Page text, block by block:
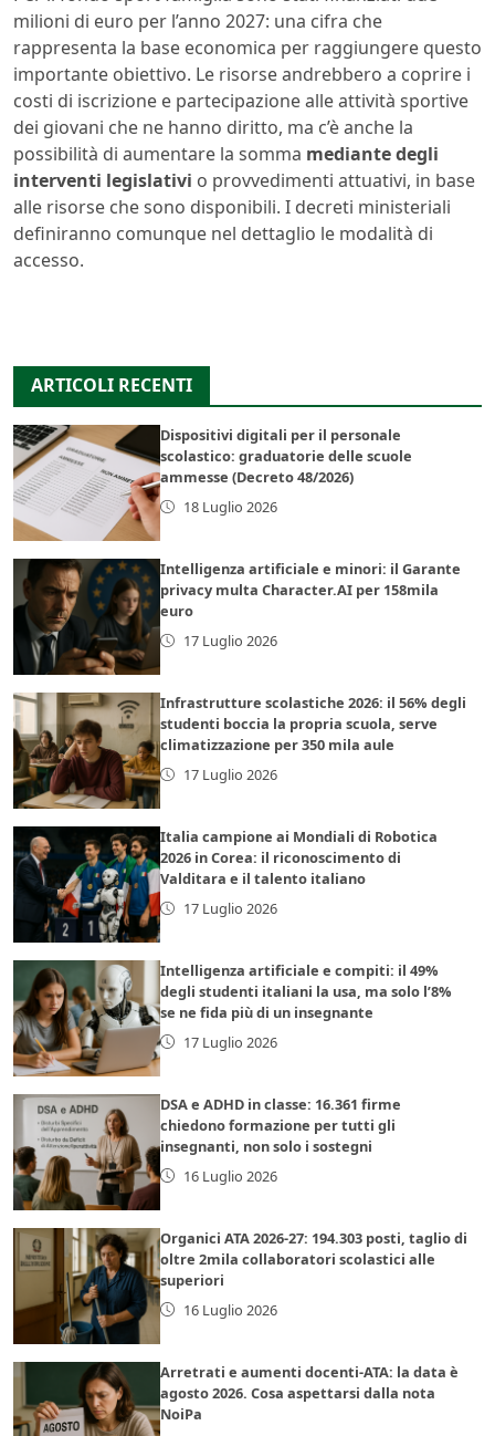
milioni di euro per l’anno 2027: una cifra che
rappresenta la base economica per raggiungere questo
importante obiettivo. Le risorse andrebbero a coprire i
costi di iscrizione e partecipazione alle attività sportive
dei giovani che ne hanno diritto, ma c’è anche la
possibilità di aumentare la somma mediante degli
interventi legislativi o provvedimenti attuativi, in base
alle risorse che sono disponibili. I decreti ministeriali
definiranno comunque nel dettaglio le modalità di
accesso.
ARTICOLI RECENTI
Dispositivi digitali per il personale
scolastico: graduatorie delle scuole
ammesse (Decreto 48/2026)
18 Luglio 2026
Intelligenza artificiale e minori: il Garante
privacy multa Character.AI per 158mila
euro
17 Luglio 2026
Infrastrutture scolastiche 2026: il 56% degli
studenti boccia la propria scuola, serve
climatizzazione per 350 mila aule
17 Luglio 2026
Italia campione ai Mondiali di Robotica
2026 in Corea: il riconoscimento di
Valditara e il talento italiano
17 Luglio 2026
Intelligenza artificiale e compiti: il 49%
degli studenti italiani la usa, ma solo l’8%
se ne fida più di un insegnante
17 Luglio 2026
DSA e ADHD in classe: 16.361 firme
chiedono formazione per tutti gli
insegnanti, non solo i sostegni
16 Luglio 2026
Organici ATA 2026-27: 194.303 posti, taglio di
oltre 2mila collaboratori scolastici alle
superiori
16 Luglio 2026
Arretrati e aumenti docenti-ATA: la data è
agosto 2026. Cosa aspettarsi dalla nota
NoiPa